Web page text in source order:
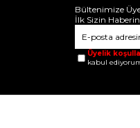
Bültenimize
İlk Sizin
Üyelik
kabul